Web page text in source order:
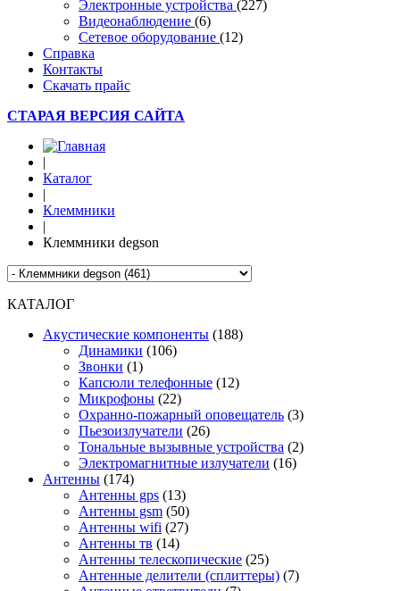
Электронные устройства (227)
Видеонаблюдение (6)
Сетевое оборудование (12)
Справка
Контакты
Скачать прайс
СТАРАЯ ВЕРСИЯ САЙТА
|
Каталог
|
Клеммники
|
Клеммники degson
КАТАЛОГ
Акустические компоненты (188)
Динамики (106)
Звонки (1)
Капсюли телефонные (12)
Микрофоны (22)
Охранно-пожарный оповещатель (3)
Пьезоизлучатели (26)
Тональные вызывные устройства (2)
Электромагнитные излучатели (16)
Антенны (174)
Антенны gps (13)
Антенны gsm (50)
Антенны wifi (27)
Антенны тв (14)
Антенны телескопические (25)
Антенные делители (сплиттеры) (7)